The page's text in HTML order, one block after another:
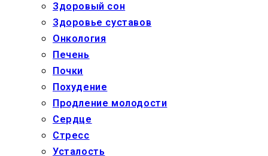
Здоровый сон
Здоровье суставов
Онкология
Печень
Почки
Похудение
Продление молодости
Сердце
Стресс
Усталость